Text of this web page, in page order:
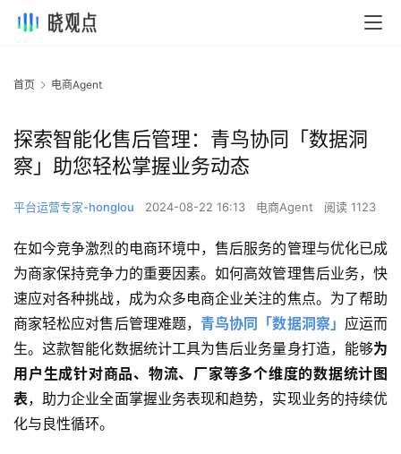
首页 电商Agent
探索智能化售后管理：青鸟协同「数据洞
察」助您轻松掌握业务动态
平台运营专家-honglou 2024-08-22 16:13 电商Agent 阅读 1123
在如今竞争激烈的电商环境中，售后服务的管理与优化已成
为商家保持竞争力的重要因素。如何高效管理售后业务，快
速应对各种挑战，成为众多电商企业关注的焦点。为了帮助
商家轻松应对售后管理难题， 青鸟协同「数据洞察」 应运而
生。这款智能化数据统计工具为售后业务量身打造，能够为
用户生成针对商品、物流、厂家等多个维度的数据统计图
表，助力企业全面掌握业务表现和趋势，实现业务的持续优
化与良性循环。